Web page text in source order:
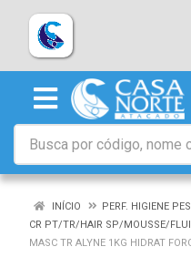
INÍCIO
PERF. HIGIENE
CR PT/TR/HAIR SP/MOUSSE/
MASC TR ALYNE 1KG HIDRAT